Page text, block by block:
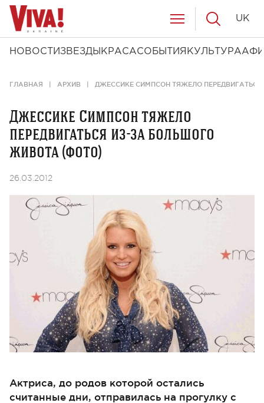
НОВОСТИ ЗВЕЗДЫ КРАСАСОБЫТИЯ КУЛЬТУРА
UK
ГЛАВНАЯ АРХИВ ДЖЕССИКЕ СИМПСОН ТЯЖЕЛО
Джессике Симпсон тяжело
передвигаться из-за большого
живота (фото)
26.03.2012
Актриса, до родов которой остались
считанные дни, отправилась на прогулку с